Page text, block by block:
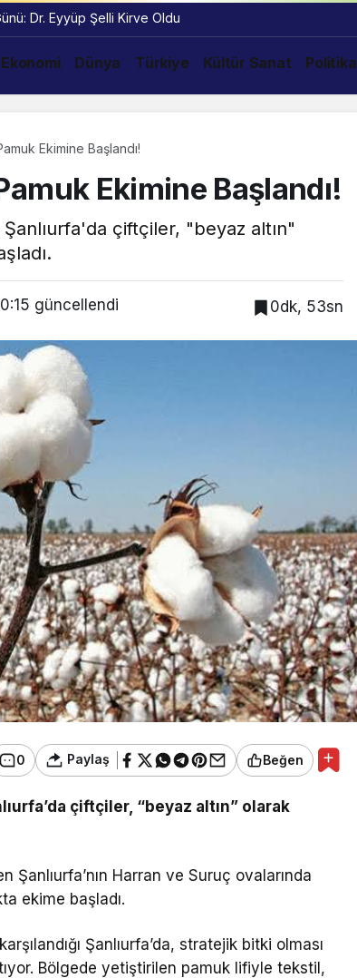
Dr. Eyyüp Şelli Kirve Oldu
Ekonomi Dünya Türkiye Kültür Sanat Politika
Ekimine Başlandı!
Ekimine Başlandı!
çiftçiler, "beyaz altın"
güncellendi 0dk, 53sn
0 Paylaş Beğen
çiftçiler, “beyaz altın” olarak
Şanlıurfa’nın Harran ve Suruç ovalarında
ekime başladı.
Şanlıurfa’da, stratejik bitki olması
Bölgede yetiştirilen pamuk lifiyle tekstil,